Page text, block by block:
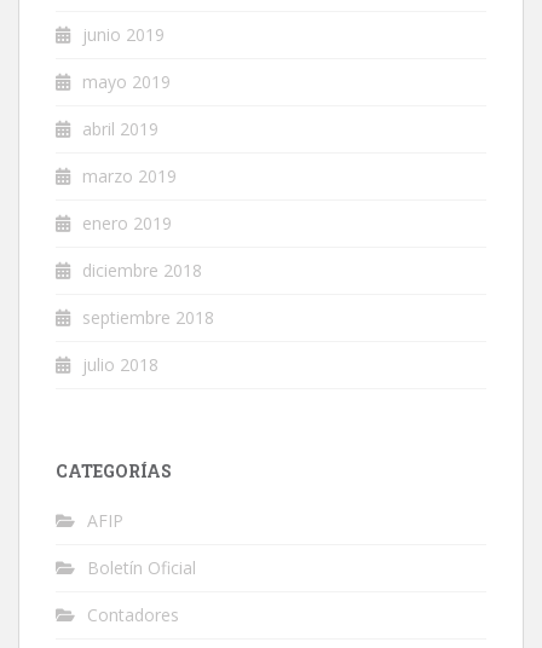
junio 2019
mayo 2019
abril 2019
marzo 2019
enero 2019
diciembre 2018
septiembre 2018
julio 2018
CATEGORÍAS
AFIP
Boletín Oficial
Contadores